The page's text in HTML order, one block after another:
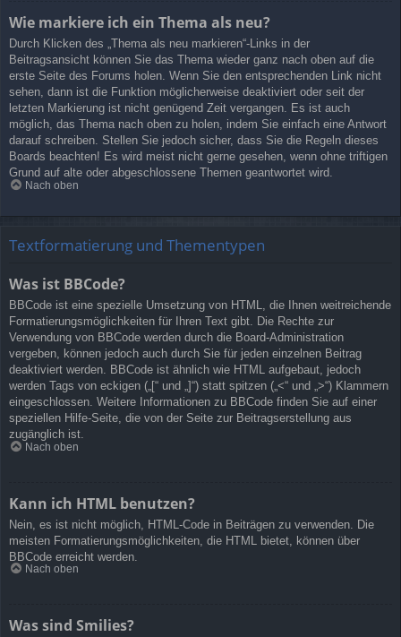
Wie markiere ich ein Thema als neu?
Durch Klicken des „Thema als neu markieren“-Links in der
Beitragsansicht können Sie das Thema wieder ganz nach oben auf die
erste Seite des Forums holen. Wenn Sie den entsprechenden Link nicht
sehen, dann ist die Funktion möglicherweise deaktiviert oder seit der
letzten Markierung ist nicht genügend Zeit vergangen. Es ist auch
möglich, das Thema nach oben zu holen, indem Sie einfach eine Antwort
darauf schreiben. Stellen Sie jedoch sicher, dass Sie die Regeln dieses
Boards beachten! Es wird meist nicht gerne gesehen, wenn ohne triftigen
Grund auf alte oder abgeschlossene Themen geantwortet wird.
Nach oben
Textformatierung und Thementypen
Was ist BBCode?
BBCode ist eine spezielle Umsetzung von HTML, die Ihnen weitreichende
Formatierungsmöglichkeiten für Ihren Text gibt. Die Rechte zur
Verwendung von BBCode werden durch die Board-Administration
vergeben, können jedoch auch durch Sie für jeden einzelnen Beitrag
deaktiviert werden. BBCode ist ähnlich wie HTML aufgebaut, jedoch
werden Tags von eckigen („[“ und „]“) statt spitzen („<“ und „>“) Klammern
eingeschlossen. Weitere Informationen zu BBCode finden Sie auf einer
speziellen Hilfe-Seite, die von der Seite zur Beitragserstellung aus
zugänglich ist.
Nach oben
Kann ich HTML benutzen?
Nein, es ist nicht möglich, HTML-Code in Beiträgen zu verwenden. Die
meisten Formatierungsmöglichkeiten, die HTML bietet, können über
BBCode erreicht werden.
Nach oben
Was sind Smilies?